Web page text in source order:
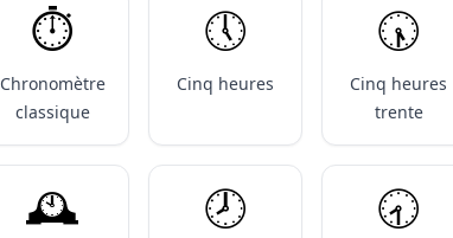
⏱️
Chronomètre
classique
🕔️
Cinq heures
🕠️
Cinq heures
trente
🕰️ 🕗️ 🕣️